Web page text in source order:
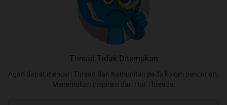
Thread Tidak Ditemukan
Agan dapat mencari Thread dan Komunitas pada kolom pencarian.
Menemukan inspirasi dari Hot Threads.